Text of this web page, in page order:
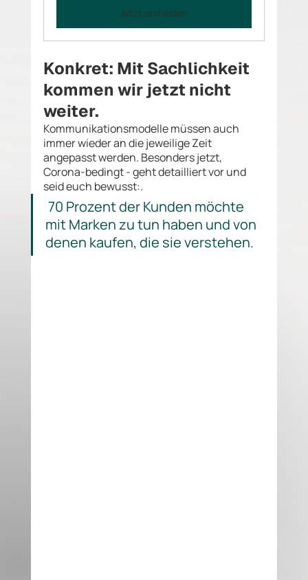
Jetzt anmelden
Konkret: Mit Sachlichkeit
kommen wir jetzt nicht
weiter.
Kommunikationsmodelle müssen auch
immer wieder an die jeweilige Zeit
angepasst werden. Besonders jetzt,
Corona-bedingt - geht detailliert vor und
seid euch bewusst:.
mit Marken zu tun haben und von
denen kaufen, die sie verstehen.